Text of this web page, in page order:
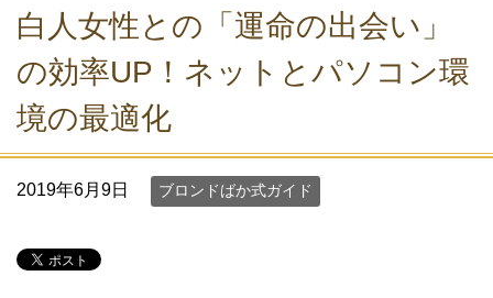
白人女性との「運命の出会い」
の効率UP！ネットとパソコン環
境の最適化
2019年6月9日 ブロンドばか式ガイド